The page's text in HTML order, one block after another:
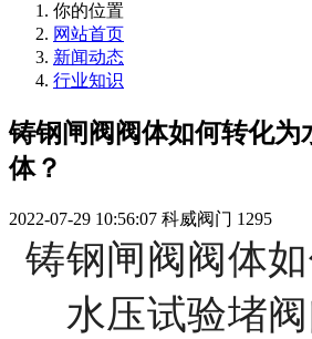
你的位置
网站首页
新闻动态
行业知识
铸钢闸阀阀体如何转化为
体？
2022-07-29 10:56:07 科威阀门 1295
铸钢闸阀阀体
水压试验堵